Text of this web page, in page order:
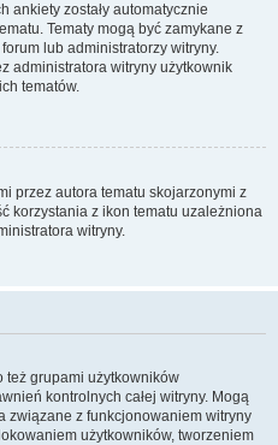
ankiety zostały automatycznie
Tematy mogą być zamykane z
lub administratorzy witryny.
administratora witryny użytkownik
tematów.
przez autora tematu skojarzonymi z
korzystania z ikon tematu uzależniona
witryny.
też grupami użytkowników
kontrolnych całej witryny. Mogą
związane z funkcjonowaniem witryny
użytkowników, tworzeniem